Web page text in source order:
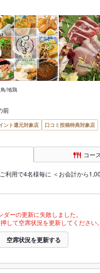
/地鶏
前
ント還元対象店
口コミ投稿特典対象店
コース
利用で4名様毎に ＜お会計から
ダーの更新に失敗しました。
して空席状況を更新してください。
空席状況を更新する